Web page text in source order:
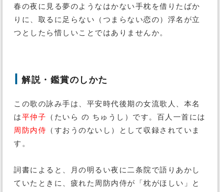
春の夜に見る夢のようなはかない手枕を借りたばか
りに、取るに足らない（つまらない恋の）浮名が立
つとしたら惜しいことではありませんか。
解説・鑑賞のしかた
この歌の詠み手は、平安時代後期の女流歌人、本名
は平仲子 （たいら の ちゅうし）です。百人一首には
周防内侍 （すおうのないし）として収録されていま
す。
詞書によると、月の明るい夜に二条院で語りあかし
ていたときに、疲れた周防内侍が「枕がほしい」と